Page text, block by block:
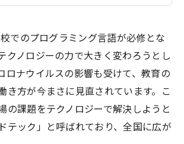
でのプログラミング言語が必修とな
クノロジーの力で大きく変わろうとし
ロナウイルスの影響も受けて、教育の
き方が今まさに見直されています。こ
の課題をテクノロジーで解決しようと
テック」と呼ばれており、全国に広が